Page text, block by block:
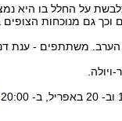
על החלל בו היא
גם מנוכחות הצופים
משתתפים - ענת